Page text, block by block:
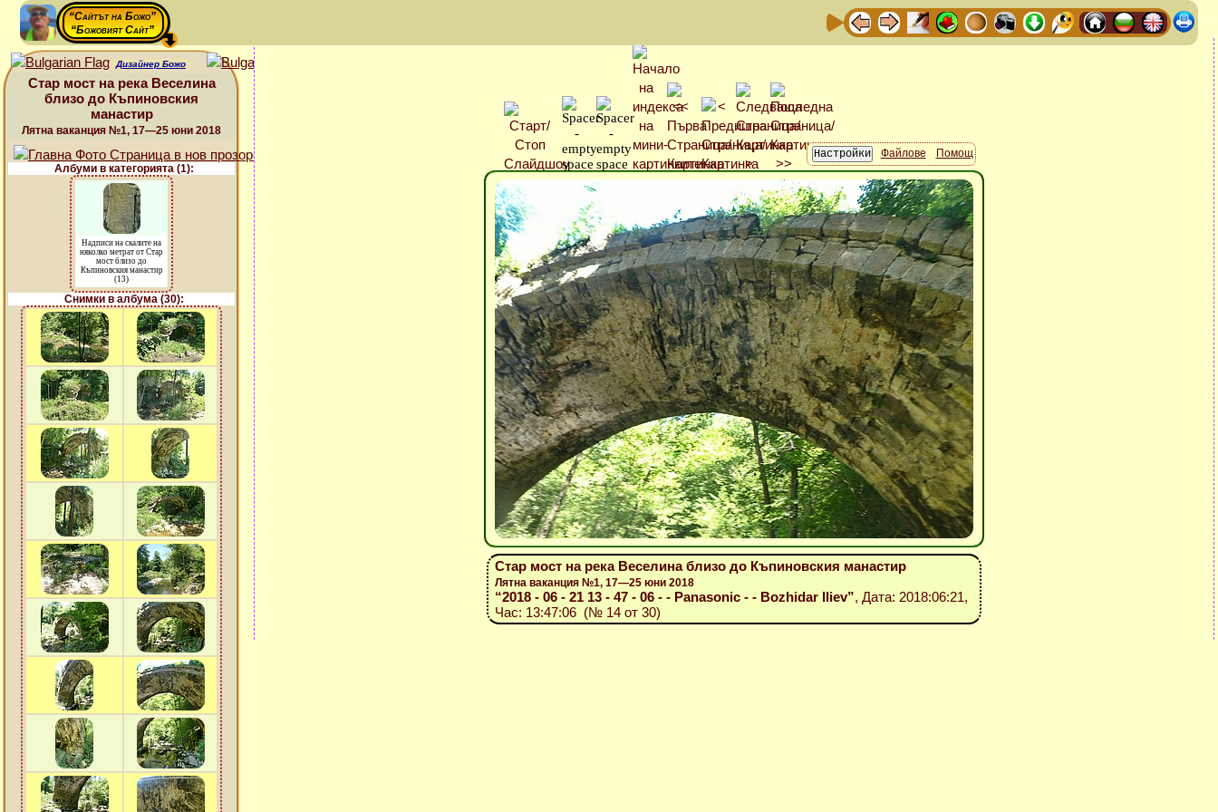
“Сайтът на Божо”
“Божовият Сайт”
Дизайнер Божо
Стар мост на река Веселина
близо до Къпиновския
манастир
Лятна ваканция №1, 17—25 юни 2018
Албуми в категорията (1):
Надписи на скалите на
няколко метрат от Стар
мост близо до
Къпиновския манастир
(13)
Снимки в албума (30):
Файлове Помощ
Стар мост на река Веселина близо до Къпиновския манастир
Лятна ваканция №1, 17—25 юни 2018
“2018 - 06 - 21 13 - 47 - 06 - - Panasonic - - Bozhidar Iliev”, Дата: 2018:06:21,
Час: 13:47:06 (№ 14 от 30)